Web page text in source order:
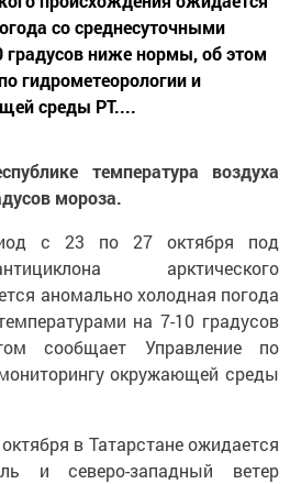
со среднесуточными
градусов ниже нормы, об этом
гидрометеорологии и
среды РТ....
температура воздуха
мороза.
с 23 по 27 октября под
арктического
аномально холодная погода
на 7-10 градусов
сообщает Управление по
окружающей среды
в Татарстане ожидается
и северо-западный ветер